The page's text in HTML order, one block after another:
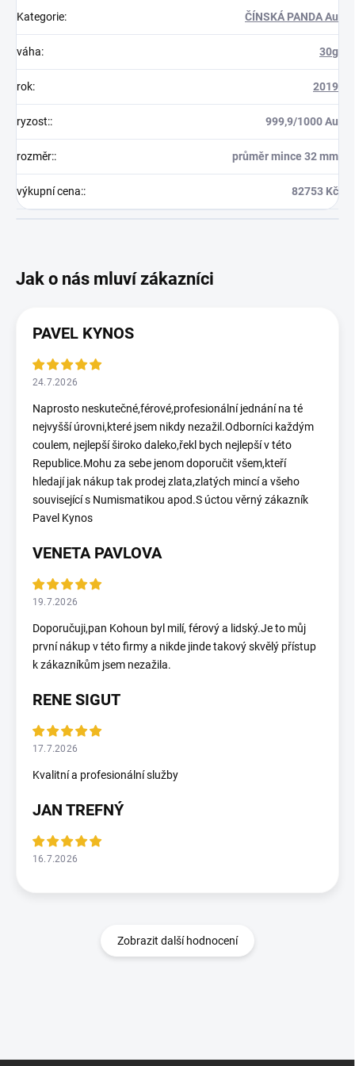
Kategorie: ČÍNSKÁ PANDA Au
váha: 30g
rok: 2019
ryzost:: 999,9/1000 Au
rozměr:: průměr mince 32 mm
výkupní cena:: 82753 Kč
PAVEL KYNOS
24.7.2026
Naprosto neskutečné,férové,profesionální jednání na té
nejvyšší úrovni,které jsem nikdy nezažil.Odborníci každým
coulem, nejlepší široko daleko,řekl bych nejlepší v této
Republice.Mohu za sebe jenom doporučit všem,kteří
hledají jak nákup tak prodej zlata,zlatých mincí a všeho
související s Numismatikou apod.S úctou věrný zákazník
Pavel Kynos
VENETA PAVLOVA
19.7.2026
Doporučuji,pan Kohoun byl milí, férový a lidský.Je to můj
první nákup v této firmy a nikde jinde takový skvělý přístup
k zákazníkům jsem nezažila.
RENE SIGUT
17.7.2026
Kvalitní a profesionální služby
JAN TREFNÝ
16.7.2026
Zobrazit další hodnocení